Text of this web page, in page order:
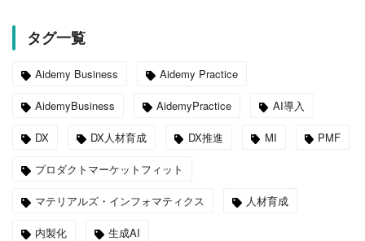
タグ一覧
Aidemy Business Aidemy Practice
AidemyBusiness AidemyPractice AI導入
DX DX人材育成 DX推進 MI PMF
プロダクトマーケットフィット
マテリアルズ・インフォマティクス 人材育成
内製化 生成AI